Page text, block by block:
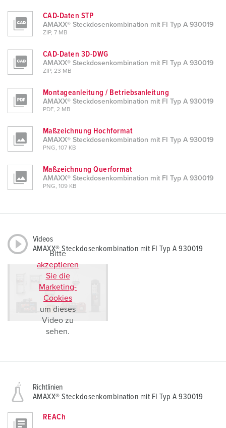
CAD-Daten STP
AMAXX® Steckdosenkombination mit FI Typ A 930019
ZIP, 7 MB
CAD-Daten 3D-DWG
AMAXX® Steckdosenkombination mit FI Typ A 930019
ZIP, 23 MB
Montageanleitung / Betriebsanleitung
AMAXX® Steckdosenkombination mit FI Typ A 930019
PDF, 2 MB
Maßzeichnung Hochformat
AMAXX® Steckdosenkombination mit FI Typ A 930019
PNG, 107 KB
Maßzeichnung Querformat
AMAXX® Steckdosenkombination mit FI Typ A 930019
PNG, 109 KB
Videos
AMAXX® Steckdosenkombination mit FI Typ A 930019
Bitte
akzeptieren
Sie die
Marketing-
Cookies
um dieses
Video zu
sehen.
Richtlinien
AMAXX® Steckdosenkombination mit FI Typ A 930019
REACh